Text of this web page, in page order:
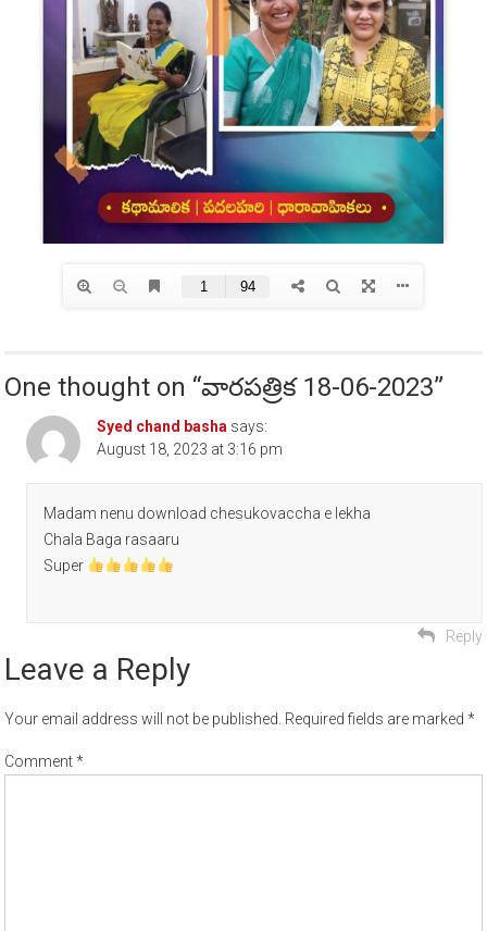
One thought on “వారపత్రిక 18-06-2023”
Syed chand basha says:
August 18, 2023 at 3:16 pm
Madam nenu download chesukovaccha e lekha
Chala Baga rasaaru
Super
Reply
Leave a Reply
Your email address will not be published. Required fields are marked*
Comment*